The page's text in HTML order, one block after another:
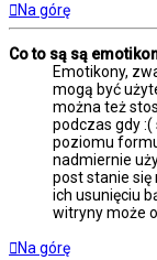
Na górę
Co to są są
Emotikony,
mogą być
można też
podczas gdy
poziomu
nadmiernie
post stanie się
ich usunięciu
witryny może
Na górę